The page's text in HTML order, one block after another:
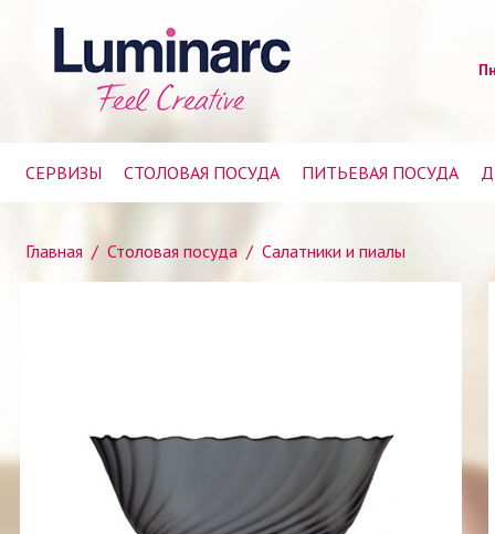
СЕРВИЗЫ СТОЛОВАЯ ПОСУДА ПИТЬЕВАЯ ПОСУДА
Главная / Столовая посуда / Салатники и пиалы